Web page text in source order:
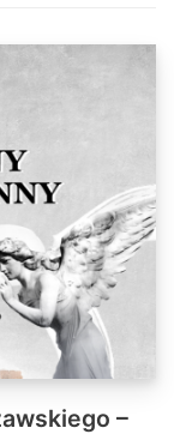
–